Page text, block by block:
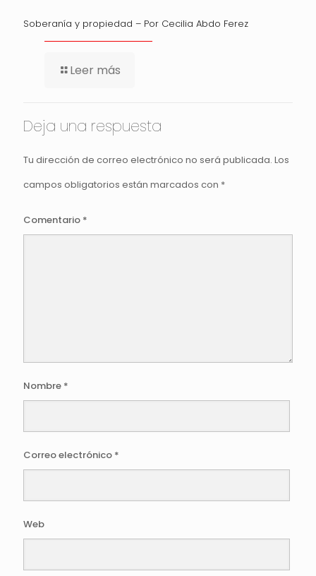
Soberanía y propiedad – Por Cecilia Abdo Ferez
Leer más
Deja una respuesta
Tu dirección de correo electrónico no será publicada. Los
campos obligatorios están marcados con *
Comentario *
Nombre *
Correo electrónico *
Web